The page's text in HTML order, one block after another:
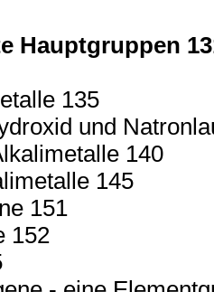
Hauptgruppen
135
und
140
145
151
152